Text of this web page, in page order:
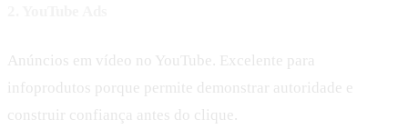
Anúncios em vídeo no YouTube. Excelente para
infoprodutos porque permite demonstrar autoridade e
construir confiança antes do clique.